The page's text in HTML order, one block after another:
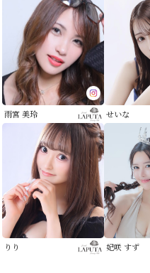
雨宮 美玲 せいな
りり 妃咲 すず